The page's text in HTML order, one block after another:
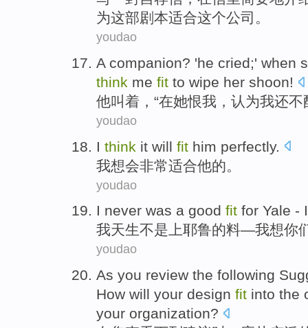
为这部剧本适合这个公司 。
youdao
A companion? 'he cried;' when
think me fit to wipe her shoon!
他叫着 ，“在她恨我 ， 认为我还不
youdao
I think it will fit him perfectly.
我想会非常适合他的。
youdao
I never was a good fit for Yale -
我天生不是 上耶鲁的料—我想你
youdao
As you review the following
How will your design fit into the
your organization?